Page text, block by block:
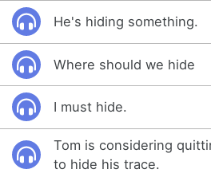
He's hiding something.
Where should we hide
I must hide.
Tom is considering
to hide his trace.